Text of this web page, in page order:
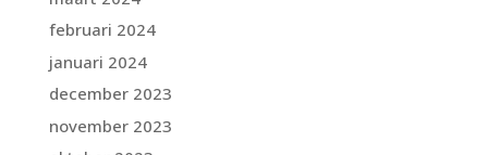
februari 2024
januari 2024
december 2023
november 2023